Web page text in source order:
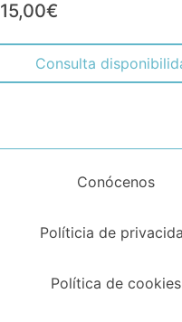
15,00€
Consulta
Conócenos
Políticia de
Política de cookies